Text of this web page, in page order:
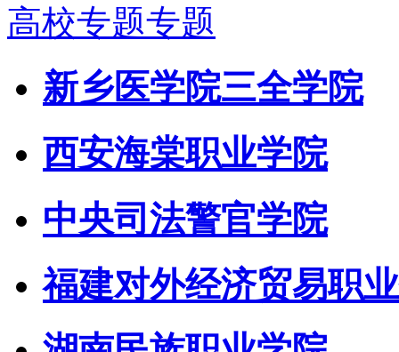
高校专题专题
新乡医学院三全学院
西安海棠职业学院
中央司法警官学院
福建对外经济贸易职